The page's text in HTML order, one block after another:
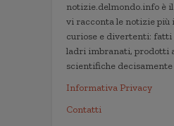
notizie.delmondo.info è
vi racconta le notizie più
curiose e divertenti:
ladri imbranati, prodotti
scientifiche
Informativa Privacy
Contatti